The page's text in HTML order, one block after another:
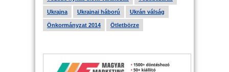
Ukrajna Ukrajnai háború Ukrán válság
Önkormányzat 2014 Ötletbörze